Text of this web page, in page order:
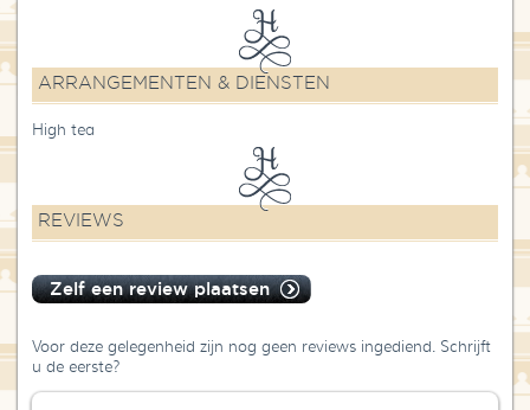
ARRANGEMENTEN & DIENSTEN
High tea
REVIEWS
Zelf een review plaatsen
Voor deze gelegenheid zijn nog geen reviews ingediend. Schrijft
u de eerste?